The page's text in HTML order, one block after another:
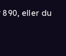
890, eller du